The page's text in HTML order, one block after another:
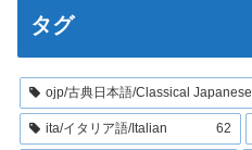
タグ
ojp/古典日本語/Classical Japanese
ita/イタリア語/Italian 62